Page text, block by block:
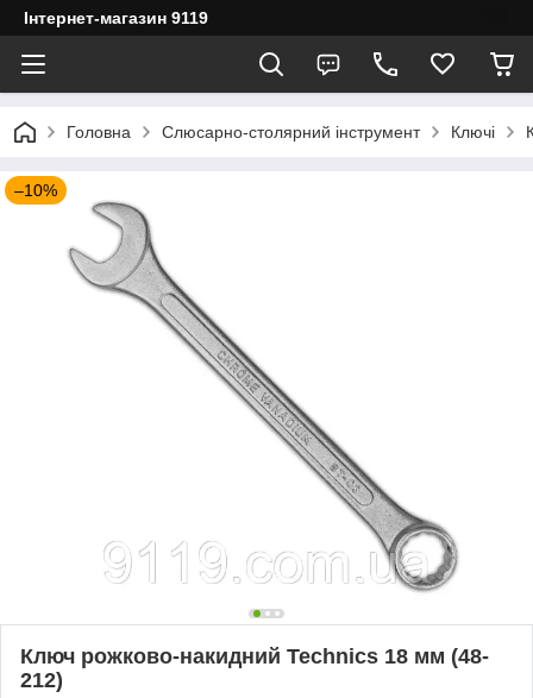
Інтернет-магазин 9119
Головна Слюсарно-столярний інструмент Ключі
–10%
Ключ рожково-накидний Technics 18 мм (48-
212)